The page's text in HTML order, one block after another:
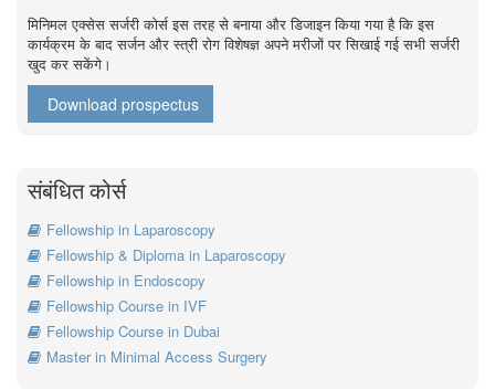
मिनिमल एक्सेस सर्जरी कोर्स इस तरह से बनाया और डिजाइन किया गया है कि इस
कार्यक्रम के बाद सर्जन और स्त्री रोग विशेषज्ञ अपने मरीजों पर सिखाई गई सभी सर्जरी
खुद कर सकेंगे।
Download prospectus
संबंधित कोर्स
Fellowship in Laparoscopy
Fellowship & Diploma in Laparoscopy
Fellowship in Endoscopy
Fellowship Course in IVF
Fellowship Course in Dubai
Master in Minimal Access Surgery